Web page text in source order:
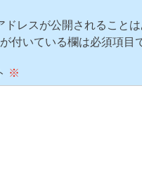
ドレスが公開されること
が付いている欄は必須項目
※